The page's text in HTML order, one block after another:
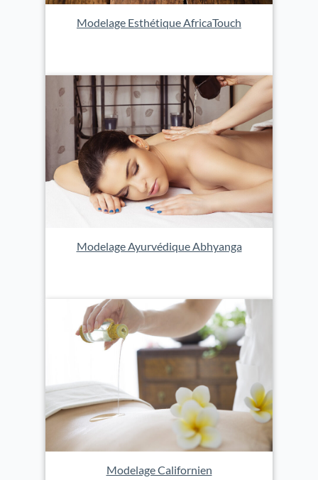
Modelage Esthétique AfricaTouch
Modelage Ayurvédique Abhyanga
Modelage Californien